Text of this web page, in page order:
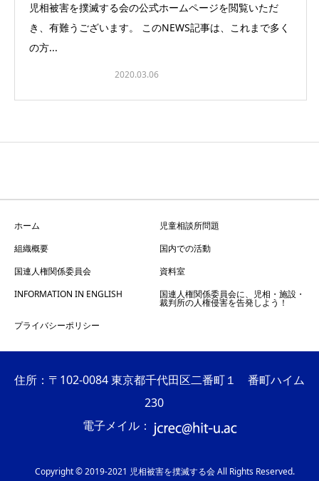
児相被害を撲滅する会の公式ホームページを閲覧いただ
き、有難うございます。 このNEWS記事は、これまで多く
の方...
2020.03.06
ホーム
児童相談所問題
組織概要
国内での活動
国連人権関係委員会
資料室
INFORMATION IN ENGLISH
国連人権関係委員会に、児相・施設・
裁判所の人権侵害を告発しよう！
プライバシーポリシー
住所：〒102-0084 東京都千代田区二番町１ 番町ハイム
230
電子メイル：
Copyright © 2019-2021 児相被害を撲滅する会 All Rights Reserved.